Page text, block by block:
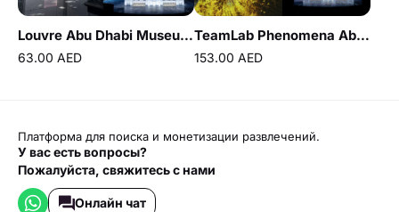
Louvre Abu Dhabi Museum + Free Light and Peace museum
63.00 AED
TeamLab Phenomena Abu Dhabi + Free Light and Peace museum
153.00 AED
Платформа для поиска и монетизации развлечений.
У вас есть вопросы?
Пожалуйста, свяжитесь с нами
Онлайн чат